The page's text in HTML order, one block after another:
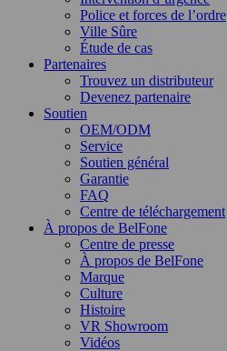
Police et forces de l’ordre
Ville Sûre
Étude de cas
Partenaires
Trouvez un distributeur
Devenez partenaire
Soutien
OEM/ODM
Service
Soutien général
Garantie
FAQ
Centre de téléchargement
À propos de BelFone
Centre de presse
À propos de BelFone
Marque
Culture
Histoire
VR Showroom
Vidéos